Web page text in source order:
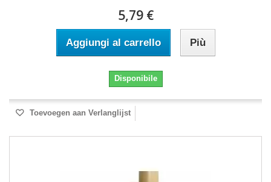
5,79 €
Aggiungi al carrello Più
Disponibile
Toevoegen aan Verlanglijst